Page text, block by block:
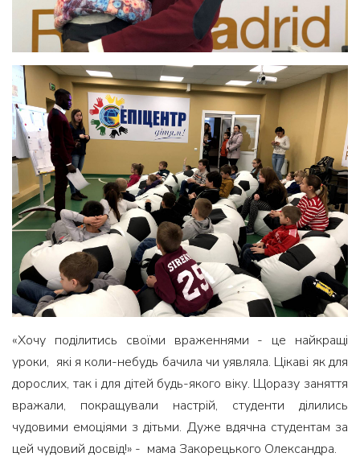
«Хочу поділитись своїми враженнями - це найкращі
уроки, які я коли-небудь бачила чи уявляла. Цікаві як для
дорослих, так і для дітей будь-якого віку. Щоразу заняття
вражали, покращували настрій, студенти ділились
чудовими емоціями з дітьми. Дуже вдячна студентам за
цей чудовий досвід!» - мама Закорецького Олександра.